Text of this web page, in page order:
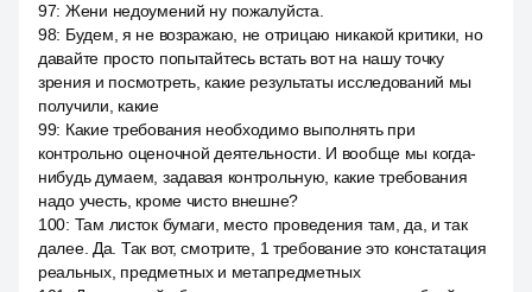
97: Жени недоумений ну пожалуйста.
98: Будем, я не возражаю, не отрицаю никакой критики, но
давайте просто попытайтесь встать вот на нашу точку
зрения и посмотреть, какие результаты исследований мы
получили, какие
99: Какие требования необходимо выполнять при
контрольно оценочной деятельности. И вообще мы когда-
нибудь думаем, задавая контрольную, какие требования
надо учесть, кроме чисто внешне?
100: Там листок бумаги, место проведения там, да, и так
далее. Да. Так вот, смотрите, 1 требование это констатация
реальных, предметных и метапредметных